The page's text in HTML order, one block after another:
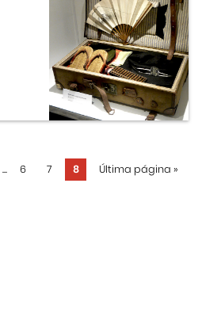
... 6 7 8 Última página »